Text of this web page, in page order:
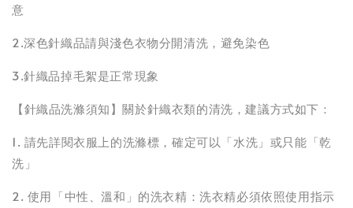
意
2.深色針織品請與淺色衣物分開清洗，避免染色
3.針織品掉毛絮是正常現象
【針織品洗滌須知】關於針織衣類的清洗，建議方式如下：
1. 請先詳閱衣服上的洗滌標，確定可以「水洗」或只能「乾
洗」
2. 使用「中性、溫和」的洗衣精：洗衣精必須依照使用指示